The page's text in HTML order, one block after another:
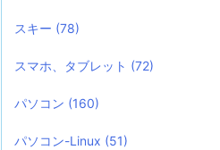
スキー (78)
スマホ、タブレット (72)
パソコン (160)
パソコン-Linux (51)